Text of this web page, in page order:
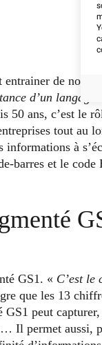
de
d’un langage
50 ans, c’est le
tout au
informations à
barres et le
GS1. « C’est le
que les 13
peut
Il permet aussi,